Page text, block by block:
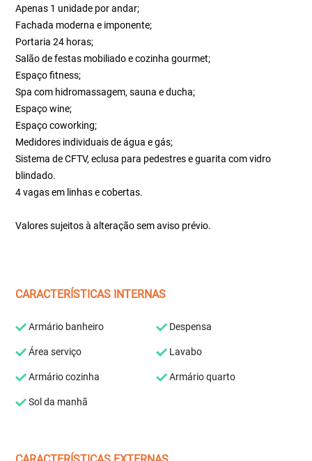
Apenas 1 unidade por andar;
Fachada moderna e imponente;
Portaria 24 horas;
Salão de festas mobiliado e cozinha gourmet;
Espaço fitness;
Spa com hidromassagem, sauna e ducha;
Espaço wine;
Espaço coworking;
Medidores individuais de água e gás;
Sistema de CFTV, eclusa para pedestres e guarita com vidro
blindado.
4 vagas em linhas e cobertas.
Valores sujeitos à alteração sem aviso prévio.
CARACTERÍSTICAS INTERNAS
Armário banheiro Despensa
Área serviço Lavabo
Armário cozinha Armário quarto
Sol da manhã